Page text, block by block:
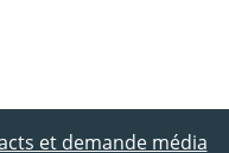
Facebook
profil Twitter
et demande média